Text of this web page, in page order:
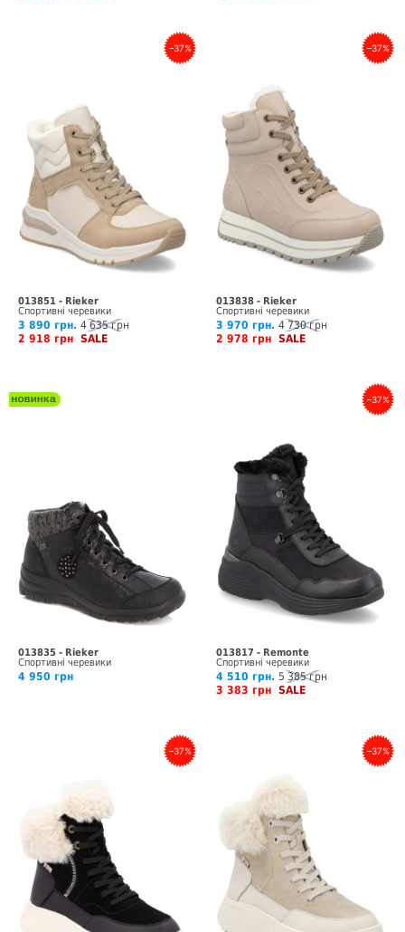
–37%
013851 - Rieker
Спортивні черевики
3 890 грн. 4 635 грн
2 918 грн SALE
–37%
013838 - Rieker
Спортивні черевики
3 970 грн. 4 730 грн
2 978 грн SALE
013835 - Rieker
Спортивні черевики
4 950 грн
–37%
013817 - Remonte
Спортивні черевики
4 510 грн. 5 385 грн
3 383 грн SALE
–37% –37%